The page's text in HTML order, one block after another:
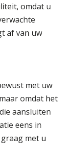
omdat u
af van uw
met uw
omdat het
aansluiten
eens in
met u